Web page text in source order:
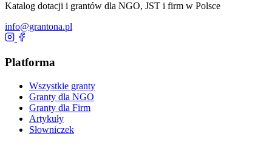
Katalog dotacji i grantów dla NGO, JST i firm w Polsce
info@grantona.pl
Platforma
Wszystkie granty
Granty dla NGO
Granty dla Firm
Artykuły
Słowniczek